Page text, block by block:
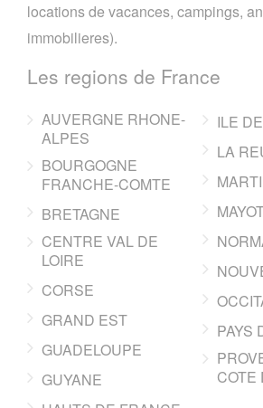
locations de vacances, campings,
immobilieres).
Les regions de France
AUVERGNE RHONE-
ALPES
BOURGOGNE
FRANCHE-COMTE
BRETAGNE
CENTRE VAL DE
LOIRE
CORSE
GRAND EST
GUADELOUPE
GUYANE
ILE
LA
PAYS
COTE